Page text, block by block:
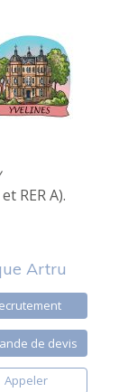
RER A).
Artru
de devis
Appeler